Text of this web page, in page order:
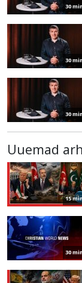
30
30
30
Uuemad
15
30